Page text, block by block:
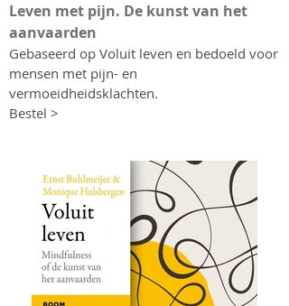
Leven met pijn. De kunst van het
aanvaarden
Gebaseerd op Voluit leven en bedoeld voor
mensen met pijn- en
vermoeidheidsklachten.
Bestel >